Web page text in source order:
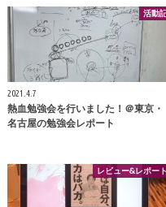
活動
2021.4.7
熱血勉強会を行いました！＠東京・
名古屋の勉強会レポート
レビュー&レポート